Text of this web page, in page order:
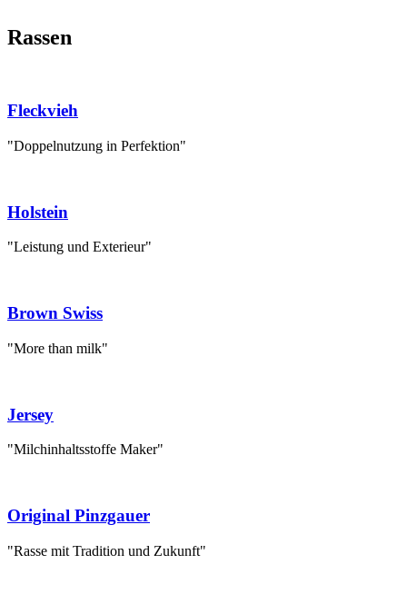
Rassen
Fleckvieh
"Doppelnutzung in Perfektion"
Holstein
"Leistung und Exterieur"
Brown Swiss
"More than milk"
Jersey
"Milchinhaltsstoffe Maker"
Original Pinzgauer
"Rasse mit Tradition und Zukunft"